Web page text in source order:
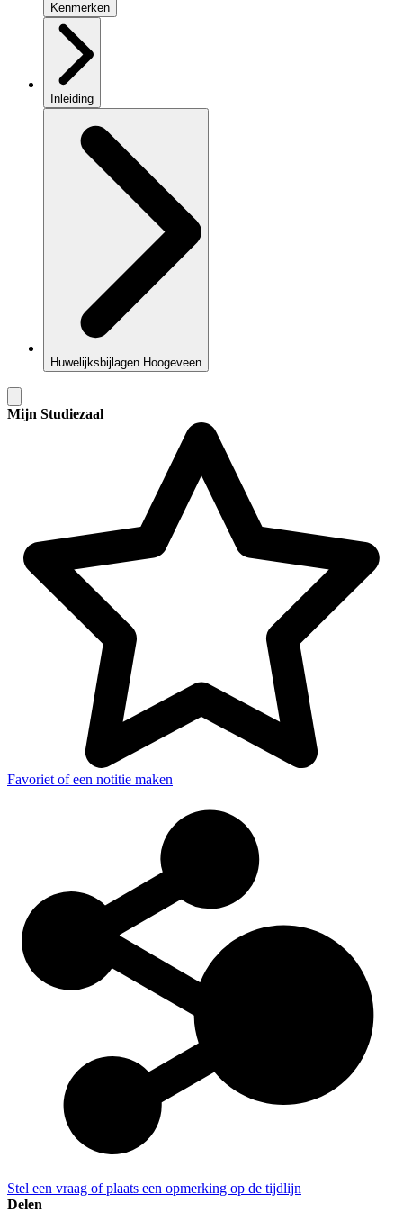
Kenmerken
Inleiding
Huwelijksbijlagen Hoogeveen
Mijn Studiezaal
Favoriet of een notitie maken
Stel een vraag of plaats een opmerking op de tijdlijn
Delen